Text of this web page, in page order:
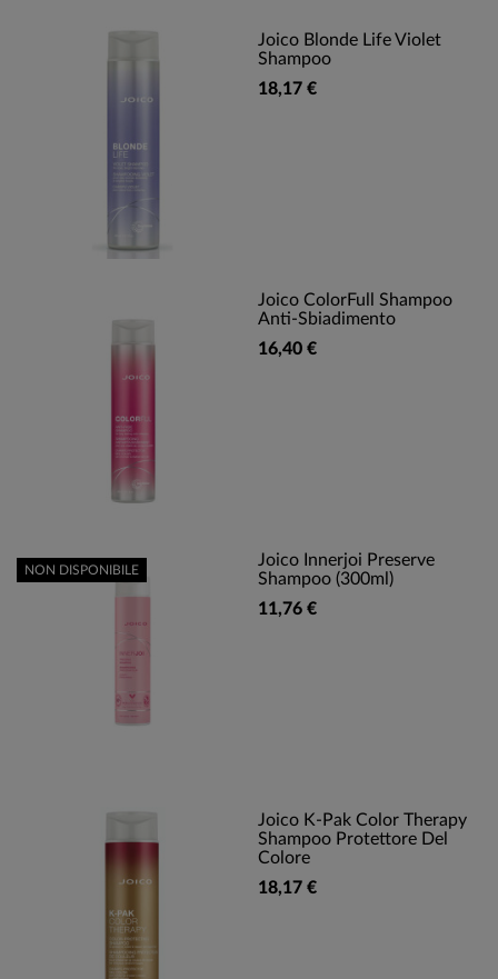
Joico Blonde Life Violet
Shampoo
18,17 €
Joico ColorFull Shampoo
Anti-Sbiadimento
16,40 €
Joico Innerjoi Preserve
Shampoo (300ml)
11,76 €
NON DISPONIBILE
Joico K-Pak Color Therapy
Shampoo Protettore Del
Colore
18,17 €